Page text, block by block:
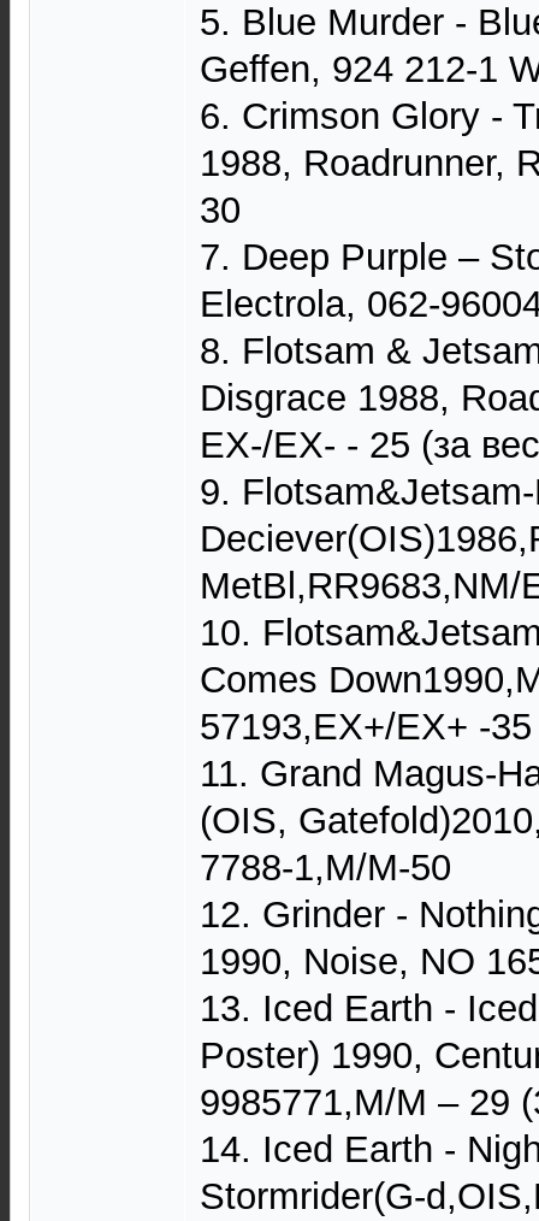
5. Blue Murder -
Geffen, 924 212-1
6. Crimson Glory -
1988, Roadrunner,
30
7. Deep Purple –
Electrola, 062-
8. Flotsam &
Disgrace 1988,
EX-/EX- - 25 (за
9.
MetBl,RR9683,NM/
10.
Comes
57193,EX+/EX+ -35
11. Grand Magus-
(OIS,
7788-1,M/M-50
12. Grinder -
1990, Noise, NO
13. Iced Earth -
Poster) 1990,
9985771,M/M – 29
14. Iced Earth -
Stormrider(G-